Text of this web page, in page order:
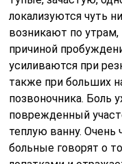
локализуются чуть
возникают по утрам,
причиной
усиливаются при
также при больших
позвоночника. Боль
поврежденный
теплую ванну. Очень
больные говорят о